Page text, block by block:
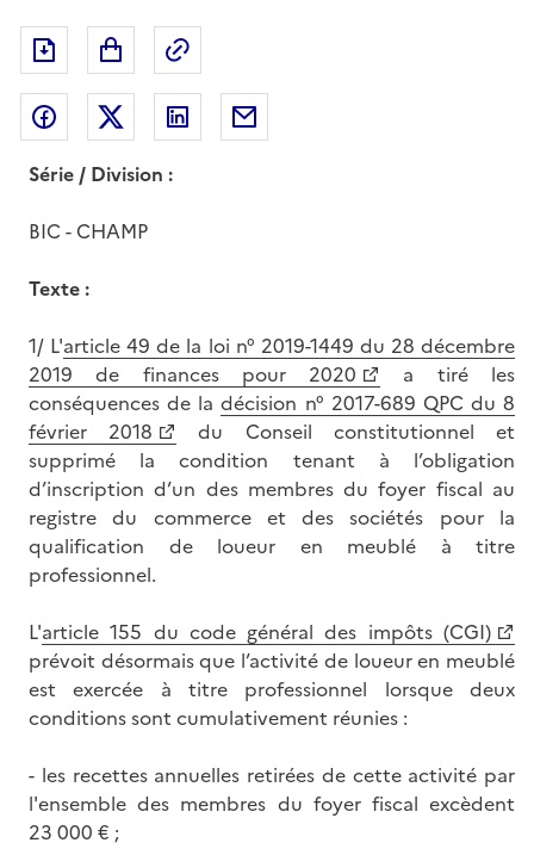
Exporter le document au format pdf
Partager sur Facebook
Partager sur Twitter
Partager sur LinkedIn
Série / Division :
BIC - CHAMP
Texte :
1/ L'article 49 de la loi n° 2019-1449 du 28 décembre
2019 de finances pour 2020
a tiré les
conséquences de ladécision n° 2017-689 QPC du 8
février 2018
du Conseil constitutionnel et
supprimé la condition tenant à l’obligation
d’inscription d’un des membres du foyer fiscal au
registre du commerce et des sociétés pour la
qualification de loueur en meublé à titre
professionnel.
L'article 155 du code général des impôts (CGI)
prévoit désormais que l’activité de loueur en meublé
est exercée à titre professionnel lorsque deux
conditions sont cumulativement réunies :
- les recettes annuelles retirées de cette activité par
l'ensemble des membres du foyer fiscal excèdent
23 000 € ;